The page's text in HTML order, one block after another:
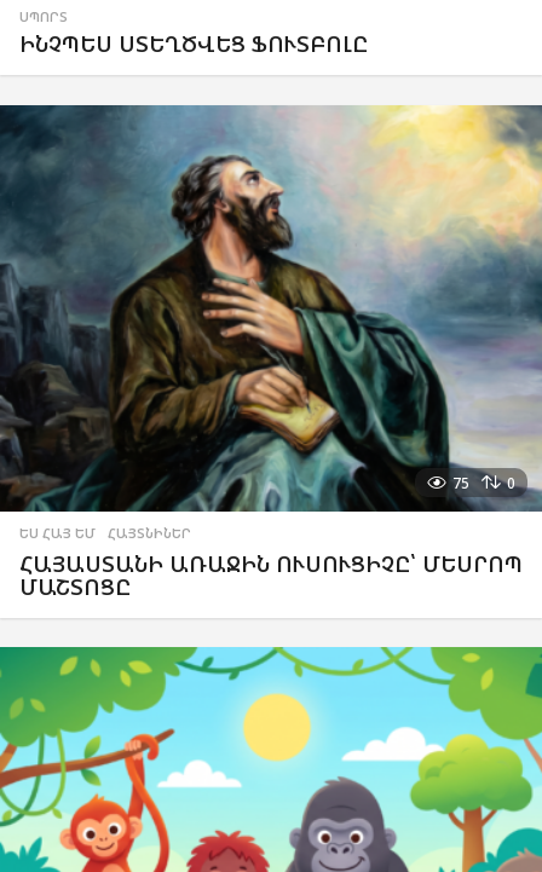
ՍՊՈՐՏ
ԻՆՉՊԵՍ ՍՏԵՂԾՎԵՑ ՖՈՒՏԲՈԼԸ
75 0
ԵՍ ՀԱՅ ԵՄ ,ՀԱՅՏՆԻՆԵՐ
ՀԱՅԱՍՏԱՆԻ ԱՌԱՋԻՆ ՈՒՍՈՒՑԻՉԸ՝ ՄԵՍՐՈՊ
ՄԱՇՏՈՑԸ